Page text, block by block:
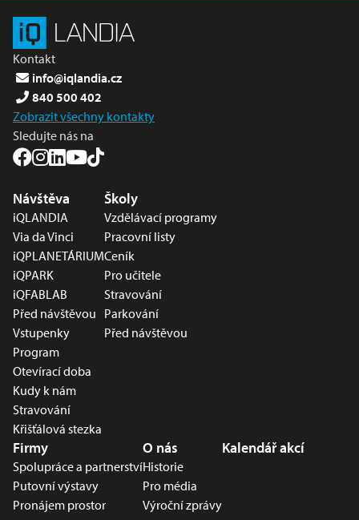
Kontakt
info@iqlandia.cz
840 500 402
Zobrazit všechny kontakty
Sledujte nás na
Nabídka v zápatí
Návštěva
iQLANDIA
Via da Vinci
iQPLANETÁRIUM
iQPARK
iQFABLAB
Před návštěvou
Vstupenky
Program
Otevírací doba
Kudy k nám
Stravování
Křišťálová stezka
Školy
Vzdělávací programy
Pracovní listy
Ceník
Pro učitele
Stravování
Parkování
Před návštěvou
Firmy
Spolupráce a partnerství
Putovní výstavy
Pronájem prostor
O nás
Historie
Pro média
Výroční zprávy
Kalendář akcí